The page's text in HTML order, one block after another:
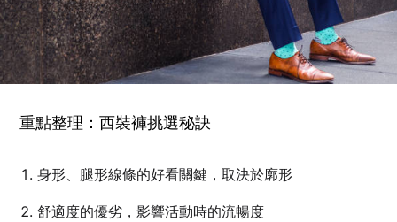
重點整理：西裝褲挑選秘訣
身形、腿形線條的好看關鍵，取決於廓形
舒適度的優劣，影響活動時的流暢度